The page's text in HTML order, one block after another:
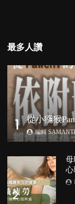
最多人讚
1 編輯
2
母
心